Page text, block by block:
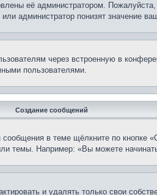
её администратором.
администратор понизят значение
через встроенную в
пользователями.
Создание сообщений
в теме щёлкните по кнопке
темы. Например: «Вы можете
и удалять только свои